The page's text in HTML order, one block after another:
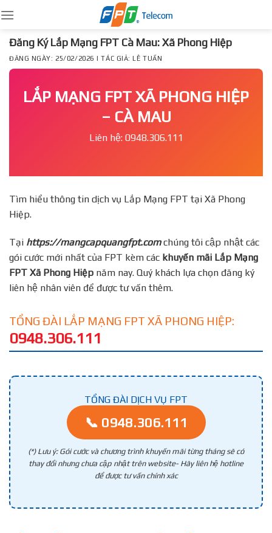
to
content
Đăng Ký Lắp Mạng FPT Cà Mau: Xã Phong Hiệp
ĐĂNG NGÀY: 25/02/2026 | TÁC GIẢ: LÊ TUẤN
LẮP MẠNG FPT XÃ PHONG HIỆP
– CÀ MAU
Liên hệ: 0948.306.111
Tìm hiểu thông tin dịch vụ Lắp Mạng FPT tại Xã Phong
Hiệp.
Tại https://mangcapquangfpt.comchúng tôi cập nhật các
gói cước mới nhất của FPT kèm các khuyến mãi Lắp Mạng
FPT Xã Phong Hiệp năm nay. Quý khách lựa chọn đăng ký
liên hệ nhân viên để được tư vấn thêm.
TỔNG ĐÀI LẮP MẠNG FPT XÃ PHONG HIỆP:
0948.306.111
TỔNG ĐÀI DỊCH VỤ FPT
📞 0948.306.111
(*) Lưu ý: Gói cước và chương trình khuyến mãi từng tháng sẽ có
thay đổi nhưng chưa cập nhật trên website- Hãy liên hệ hotline
để được tư vấn chính xác